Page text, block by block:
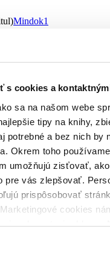
s cookies a
sa na našom webe
tipy na knihy,
potrebné a bez nich by
Okrem toho
umožňujú zisťovať,
pre vás zlepšovať.
prispôsobovať
cookies
relevantnej reklamy.
všetky tieto
Mindok1